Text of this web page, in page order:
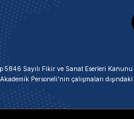
Sayılı Fikir ve Sanat Eserleri
Personeli'nin çalışmaları